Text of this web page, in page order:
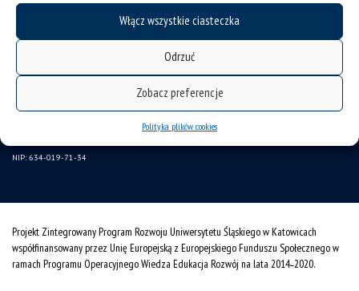
Włącz wszystkie ciasteczka
Odrzuć
Zobacz preferencje
Polityka plików cookies
CINiBA
tel. +48 32 359 22 22
NIP: 634-019-71-34
Projekt Zintegrowany Program Rozwoju Uniwersytetu Śląskiego w Katowicach
współfinansowany przez Unię Europejską z Europejskiego Funduszu Społecznego w
ramach Programu Operacyjnego Wiedza Edukacja Rozwój na lata 2014˗2020.